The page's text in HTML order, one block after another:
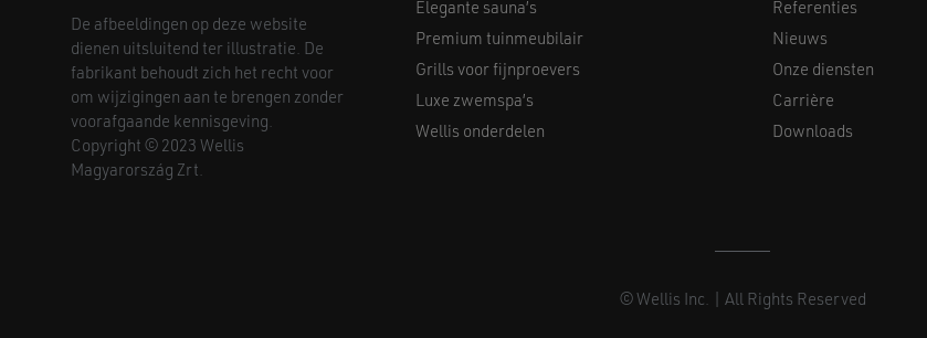
De afbeeldingen op deze website
dienen uitsluitend ter illustratie. De
fabrikant behoudt zich het recht voor
om wijzigingen aan te brengen zonder
voorafgaande kennisgeving.
Copyright © 2023 Wellis
Magyarország Zrt.
Elegante sauna’s
Premium tuinmeubilair
Grills voor fijnproevers
Luxe zwemspa’s
Wellis onderdelen
Referenties
Nieuws
Onze diensten
Carrière
Downloads
© Wellis Inc. | All Rights Reserved